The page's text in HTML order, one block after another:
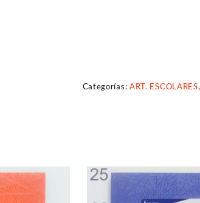
Categorías: ART. ESCOLARES,